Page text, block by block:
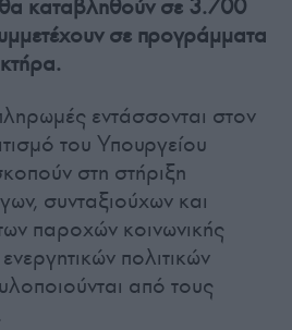
καταβληθούν σε 3.700
σε προγράμματα
εντάσσονται στον
του Υπουργείου
στη στήριξη
συνταξιούχων και
παροχών κοινωνικής
πολιτικών
από τους